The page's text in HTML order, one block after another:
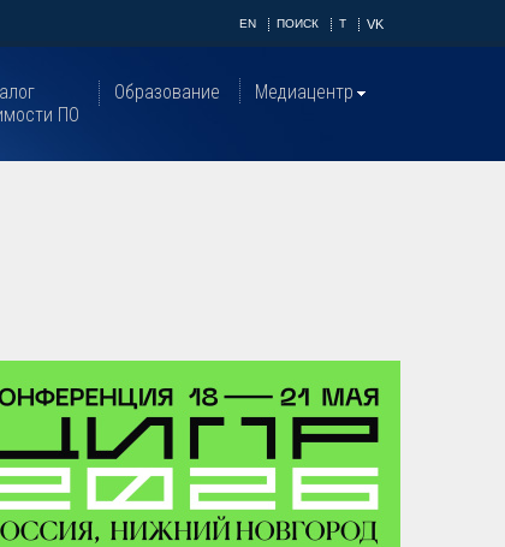
EN ПОИСК T VK
ПО
Образование Медиацентр